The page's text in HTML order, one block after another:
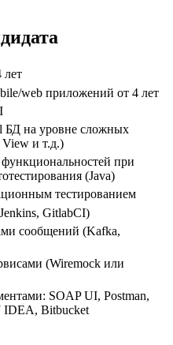
лет
web приложений от 4 лет
БД на уровне сложных
View и т.д.)
при
(Java)
тестированием
GitlabCI)
сообщений (Kafka,
(Wiremock или
SOAP UI, Postman,
IDEA, Bitbucket